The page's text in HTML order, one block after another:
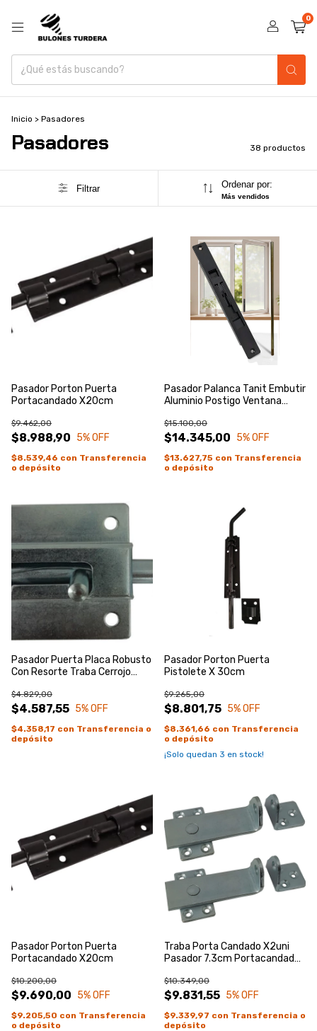
0
Inicio > Pasadores
Pasadores 38 productos
Filtrar Ordenar por:
Más vendidos
Pasador Porton Puerta
Portacandado X20cm
$8.988,90
$9.462,00
5% OFF
$8.539,46 con Transferencia
o depósito
Pasador Palanca Tanit Embutir
Aluminio Postigo Ventana
$14.345,00
$15.100,00
5% OFF
$13.627,75 con Transferencia
o depósito
Pasador Puerta Placa Robusto
Con Resorte Traba Cerrojo
$4.587,55
$4.829,00
5% OFF
$4.358,17 con Transferencia o
depósito
Pasador Porton Puerta
Pistolete X 30cm
$8.801,75
$9.265,00
5% OFF
$8.361,66 con Transferencia
o depósito
¡Solo quedan 3 en stock!
Pasador Porton Puerta
Portacandado X20cm
$9.690,00
$10.200,00
5% OFF
$9.205,50 con Transferencia
o depósito
Traba Porta Candado X2uni
Pasador 7.3cm Portacandado
$9.831,55
$10.349,00
5% OFF
$9.339,97 con Transferencia o
depósito